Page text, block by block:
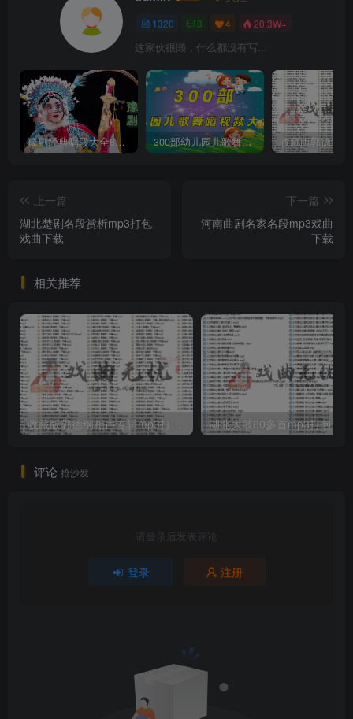
1320 3 4 20.3W+
这家伙很懒，什么都没有写...
豫剧经典唱段大全850首mp3打包戏曲下载 300部幼儿园儿歌舞蹈视频大合集
上一篇
湖北楚剧名段赏析mp3打包
戏曲下载
下一篇
河南曲剧名家名段mp3戏曲
下载
相关推荐
收藏版郭德纲相声专辑mp3打包戏曲下载
评论 抢沙发
请登录后发表评论
登录 注册